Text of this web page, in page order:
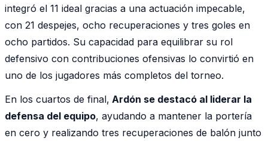
integró el 11 ideal gracias a una actuación impecable,
con 21 despejes, ocho recuperaciones y tres goles en
ocho partidos. Su capacidad para equilibrar su rol
defensivo con contribuciones ofensivas lo convirtió en
uno de los jugadores más completos del torneo.
En los cuartos de final, Ardón se destacó al liderar la
defensa del equipo, ayudando a mantener la portería
en cero y realizando tres recuperaciones de balón junto